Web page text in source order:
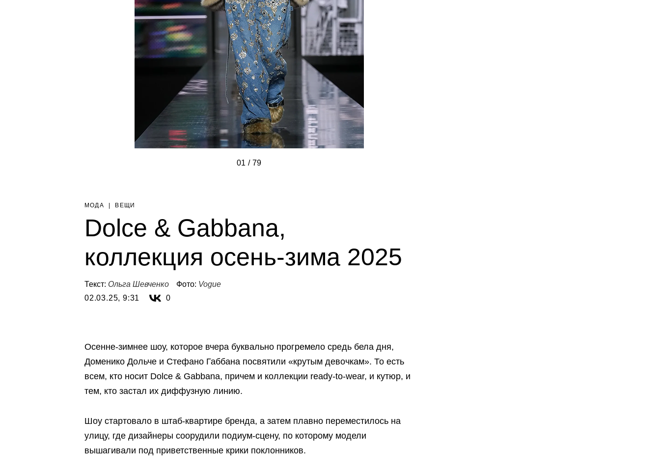
01 / 79
/////////
/////////////////////////////////////////////////////////////////////
МОДА ВЕЩИ
Dolce & Gabbana,
коллекция осень-зима 2025
Текст: Ольга Шевченко Фото: Vogue
02.03.25, 9:31
0
Осенне-зимнее шоу, которое вчера буквально прогремело средь бела дня,
Доменико Дольче и Стефано Габбана посвятили «крутым девочкам». То есть
всем, кто носит Dolce & Gabbana, причем и коллекции ready-to-wear, и кутюр, и
тем, кто застал их диффузную линию.
Шоу стартовало в штаб-квартире бренда, а затем плавно переместилось на
улицу, где дизайнеры соорудили подиум-сцену, по которому модели
вышагивали под приветственные крики поклонников.